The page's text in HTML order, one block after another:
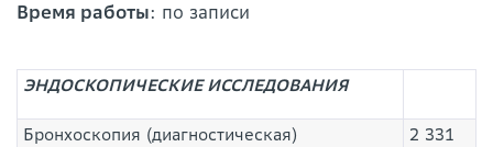
Время работы: по записи
ЭНДОСКОПИЧЕСКИЕ ИССЛЕДОВАНИЯ
Бронхоскопия (диагностическая) 2 331